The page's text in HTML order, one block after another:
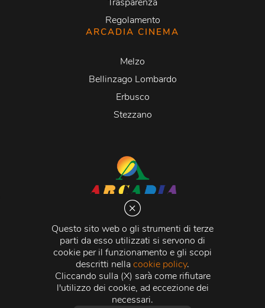
Questo sito web o gli strumenti di terze
parti da esso utilizzati si servono di
cookie per il funzionamento e gli scopi
descritti nellacookie policy.
Cliccando sulla (X) sarà come rifiutare
l'utilizzo dei cookie, ad eccezione dei
necessari.
Regolamento
ARCADIA CINEMA
Melzo
Bellinzago Lombardo
Erbusco
Stezzano
Via Martiri della Libertà 20066 Melzo (MI)
C.C.I.A.A. - R.E.A di Milano n. 1427910
Registro delle Imprese di Milano n. 338392 -
Fiscale e Partita Iva11015840157 | Capitale Sociale
500.000,00 i.v.
Credits:Crea Informatica S.r.l. 2026 © Tutti i diritti
riservati.